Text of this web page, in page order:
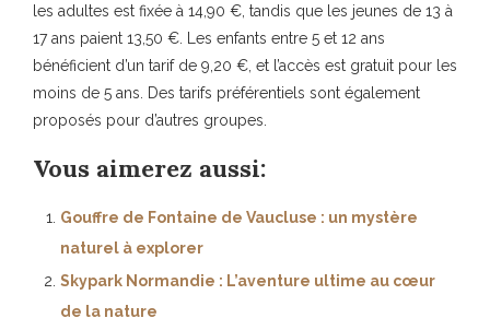
les adultes est fixée à 14,90 €, tandis que les jeunes de 13 à
17 ans paient 13,50 €. Les enfants entre 5 et 12 ans
bénéficient d’un tarif de 9,20 €, et l’accès est gratuit pour les
moins de 5 ans. Des tarifs préférentiels sont également
proposés pour d’autres groupes.
Vous aimerez aussi:
Gouffre de Fontaine de Vaucluse : un mystère
naturel à explorer
Skypark Normandie : L’aventure ultime au cœur
de la nature